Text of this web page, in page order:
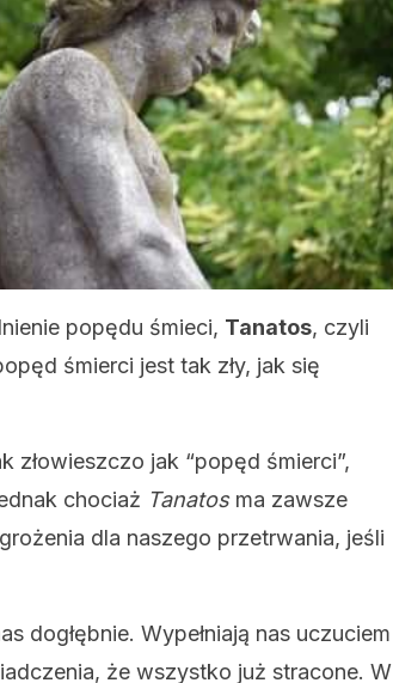
popędu śmieci, Tanatos, czyli
śmierci jest tak zły, jak się
złowieszczo jak “popęd śmierci”,
chociaż Tanatosma zawsze
dla naszego przetrwania, jeśli
dogłębnie. Wypełniają nas uczuciem
że wszystko już stracone. W